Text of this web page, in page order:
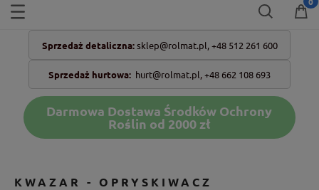
Sprzedaż detaliczna: sklep@rolmat.pl, +48 512 261 600
Sprzedaż hurtowa: hurt@rolmat.pl,+48 662 108 693
Darmowa Dostawa Środków Ochrony
Roślin od 2000 zł
KWAZAR - OPRYSKIWACZ